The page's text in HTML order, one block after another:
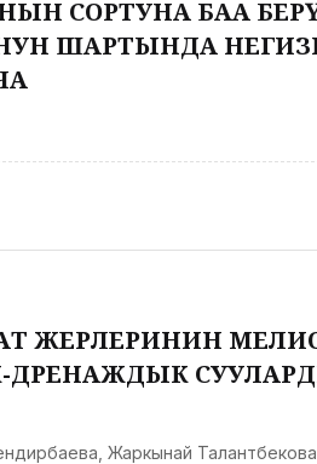
СОРТУНА БАА БЕРҮҮ
ШАРТЫНДА
ЖЕРЛЕРИНИН
ДРЕНАЖДЫК
Жаркынай Талантбекова